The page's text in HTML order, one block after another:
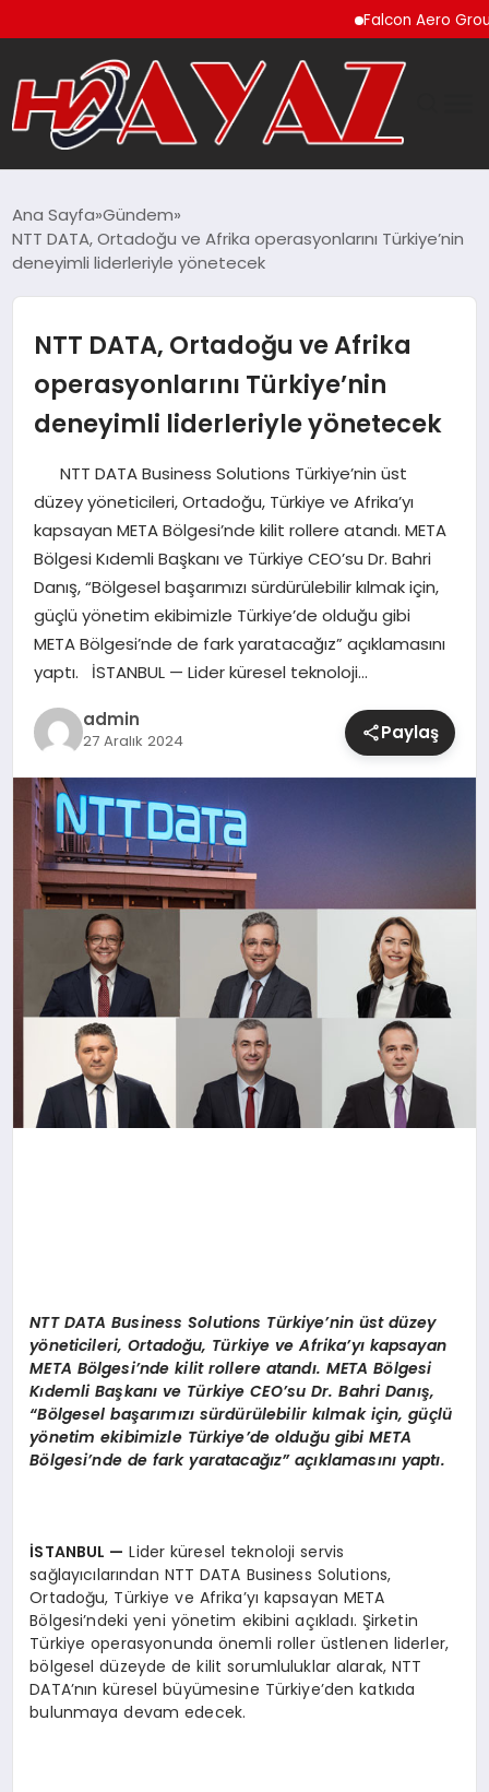
Falcon Aero Group,
DÜNYA
MAGAZIN
SAĞLIK
SIYASET
SPOR
TEKNOLOJI
YAŞAM
Ana Sayfa Gündem
NTT DATA, Ortadoğu ve Afrika operasyonlarını Türkiye’nin
deneyimli liderleriyle yönetecek
NTT DATA, Ortadoğu ve Afrika
operasyonlarını Türkiye’nin
deneyimli liderleriyle yönetecek
NTT DATA Business Solutions Türkiye’nin üst
düzey yöneticileri, Ortadoğu, Türkiye ve Afrika’yı
kapsayan META Bölgesi’nde kilit rollere atandı. META
Bölgesi Kıdemli Başkanı ve Türkiye CEO’su Dr. Bahri
Danış, “Bölgesel başarımızı sürdürülebilir kılmak için,
güçlü yönetim ekibimizle Türkiye’de olduğu gibi
META Bölgesi’nde de fark yaratacağız” açıklamasını
yaptı. İSTANBUL — Lider küresel teknoloji…
admin
27 Aralık 2024 Paylaş
NTT DATA Business Solutions Türkiye’nin üst düzey
yöneticileri, Ortadoğu, Türkiye ve Afrika’yı kapsayan
META Bölgesi’nde kilit rollere atandı. META Bölgesi
Kıdemli Başkanı ve Türkiye CEO’su Dr. Bahri Danış,
“Bölgesel başarımızı sürdürülebilir kılmak için, güçlü
yönetim ekibimizle Türkiye’de olduğu gibi META
Bölgesi’nde de fark yaratacağız” açıklamasını yaptı.
İSTANBUL — Lider küresel teknoloji servis
sağlayıcılarından NTT DATA Business Solutions,
Ortadoğu, Türkiye ve Afrika’yı kapsayan META
Bölgesi’ndeki yeni yönetim ekibini açıkladı. Şirketin
Türkiye operasyonunda önemli roller üstlenen liderler,
bölgesel düzeyde de kilit sorumluluklar alarak, NTT
DATA’nın küresel büyümesine Türkiye’den katkıda
bulunmaya devam edecek.